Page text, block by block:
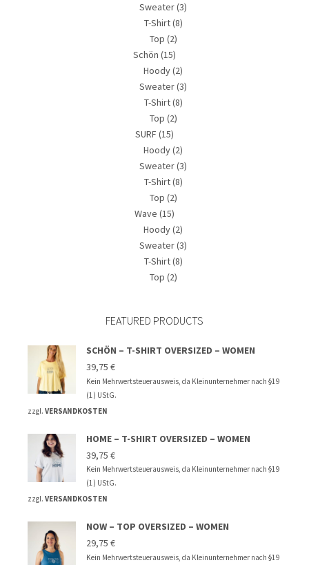
Sweater(3)
T-Shirt(8)
Top (2)
Schön (15)
Hoody(2)
Sweater(3)
T-Shirt(8)
Top (2)
SURF (15)
Hoody(2)
Sweater(3)
T-Shirt(8)
Top (2)
Wave (15)
Hoody(2)
Sweater(3)
T-Shirt(8)
Top (2)
FEATURED PRODUCTS
SCHÖN – T-SHIRT OVERSIZED – WOMEN
39,75 €
Kein Mehrwertsteuerausweis, da Kleinunternehmer nach §19
(1) UStG.
zzgl. VERSANDKOSTEN
HOME – T-SHIRT OVERSIZED – WOMEN
39,75 €
Kein Mehrwertsteuerausweis, da Kleinunternehmer nach §19
(1) UStG.
zzgl. VERSANDKOSTEN
NOW – TOP OVERSIZED – WOMEN
29,75 €
Kein Mehrwertsteuerausweis, da Kleinunternehmer nach §19